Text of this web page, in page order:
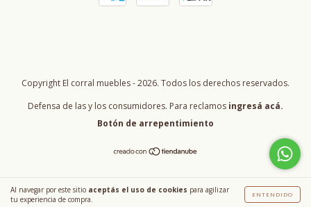
Al navegar por este sitio aceptás el uso de cookies para agilizar
tu experiencia de compra.
ENTENDIDO
Copyright El corral muebles - 2026. Todos los derechos reservados.
Defensa de las y los consumidores. Para reclamos ingresá acá.
Botón de arrepentimiento